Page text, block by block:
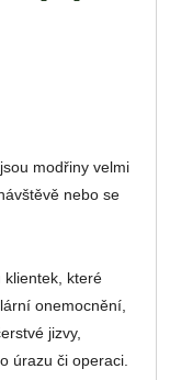
modřiny velmi
nebo se
které
onemocnění,
jizvy,
úrazu či operaci.